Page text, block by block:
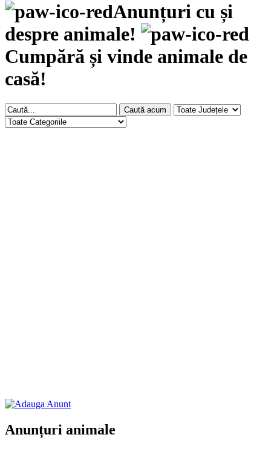
Anunțuri cu și
despre animale!
Cumpără și vinde animale de
casă!
Anunțuri animale